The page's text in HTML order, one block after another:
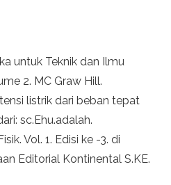
untuk Teknik dan Ilmu
2. MC Graw Hill.
listrik dari beban tepat
sc.Ehu.adalah.
Vol. 1. Edisi ke -3. di
Editorial Kontinental S.KE.